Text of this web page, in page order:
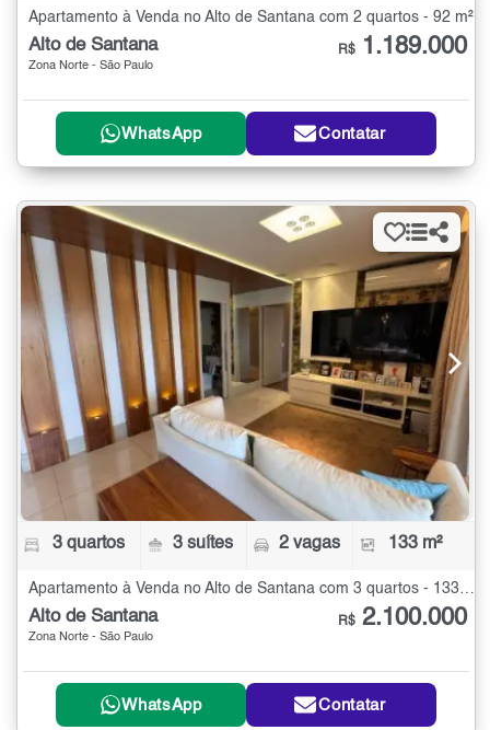
Apartamento à Venda no Alto de Santana com 2 quartos - 92 m²
Alto de Santana
Zona Norte - São Paulo
R$ 1.189.000
WhatsApp Contatar
3 quartos 3 suítes 2 vagas 133 m²
Apartamento à Venda no Alto de Santana com 3 quartos - 133 m²
Alto de Santana
Zona Norte - São Paulo
R$ 2.100.000
WhatsApp Contatar